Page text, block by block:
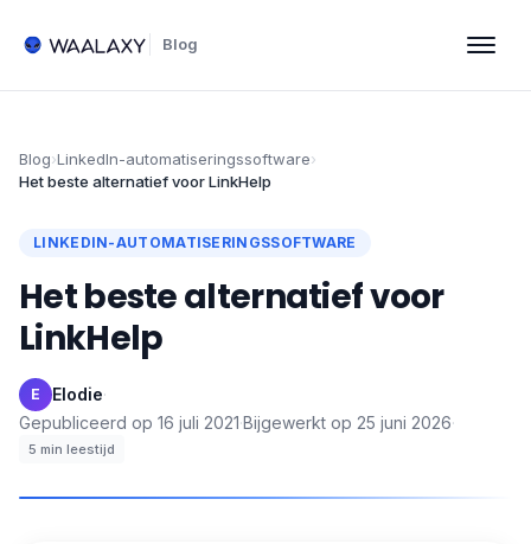
Blog
Blog›LinkedIn-automatiseringssoftware›
Het beste alternatief voor LinkHelp
LINKEDIN-AUTOMATISERINGSSOFTWARE
Het beste alternatief voor
LinkHelp
E Elodie·
Gepubliceerd op 16 juli 2021·Bijgewerkt op 25 juni 2026·
5 min leestijd